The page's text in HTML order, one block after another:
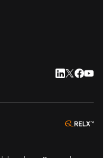
LinkedIn se
Twitter se